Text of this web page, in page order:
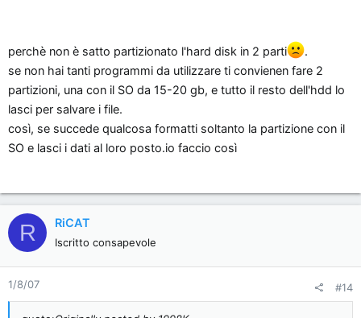
perchè non è satto partizionato l'hard disk in 2 parti
.
se non hai tanti programmi da utilizzare ti convienen fare 2
partizioni, una con il SO da 15-20 gb, e tutto il resto dell'hdd lo
lasci per salvare i file.
così, se succede qualcosa formatti soltanto la partizione con il
SO e lasci i dati al loro posto.io faccio così
R RiCAT
Iscritto consapevole
1/8/07 #14